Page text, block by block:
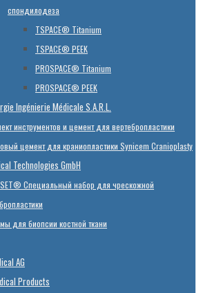
спондилодеза
TSPACE® Titanium
TSPACE® PEEK
PROSPACE® Titanium
PROSPACE® PEEK
Ingénierie Médicale S.A.R.L.
инструментов и цемент для вертебропластики
цемент для краниопластики Synicem Cranioplasty
Technologies GmbH
SET® Специальный набор для чрескожной
для биопсии костной ткани
AG
Products